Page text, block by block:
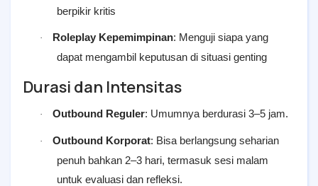
berpikir kritis
· Roleplay Kepemimpinan: Menguji siapa yang
dapat mengambil keputusan di situasi genting
Durasi dan Intensitas
· Outbound Reguler: Umumnya berdurasi 3–5 jam.
· Outbound Korporat: Bisa berlangsung seharian
penuh bahkan 2–3 hari, termasuk sesi malam
untuk evaluasi dan refleksi.